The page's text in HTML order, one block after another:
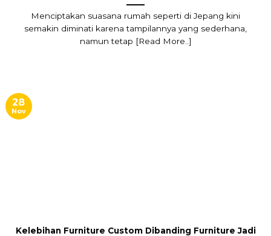
Menciptakan suasana rumah seperti di Jepang kini
semakin diminati karena tampilannya yang sederhana,
namun tetap [Read More..]
Kelebihan Furniture Custom Dibanding Furniture Jadi
28
Nov